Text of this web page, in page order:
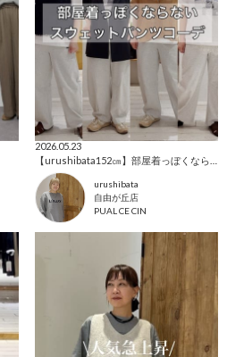
2026.05.23
urushibata
自由が丘店
PUAL CE CIN